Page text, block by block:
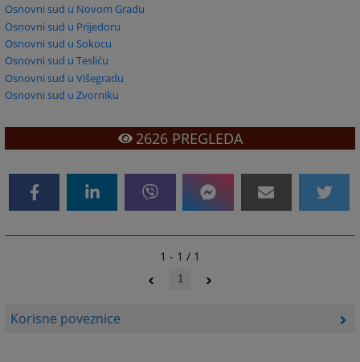
Korisne poveznice
Osnovni sud u Novom Gradu
Osnovni sud u Prijedoru
Osnovni sud u Sokocu
Osnovni sud u Tesliću
Osnovni sud u Višegradu
Osnovni sud u Zvorniku
2626PREGLEDA
1 - 1 / 1
1